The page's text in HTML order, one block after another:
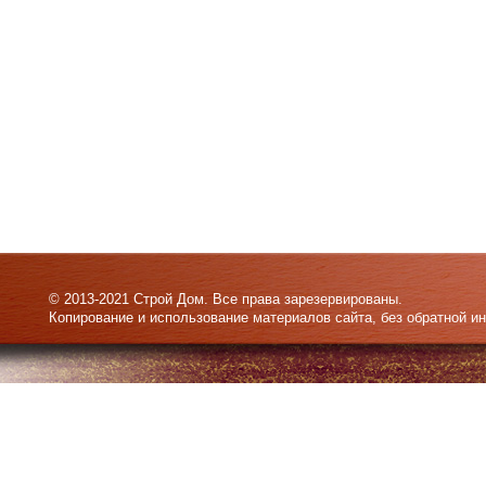
© 2013-2021 Строй Дом. Все права зарезервированы.
Копирование и использование материалов сайта, без обратной